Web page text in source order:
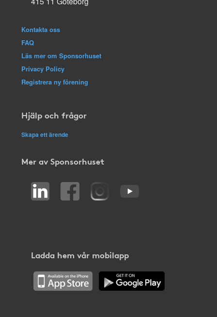
Kontakta oss
FAQ
Läs mer om Sponsorhuset
Privacy Policy
Registrera ny förening
Hjälp och frågor
Skapa ett ärende
Mer av Sponsorhuset
Ladda hem vår mobilapp